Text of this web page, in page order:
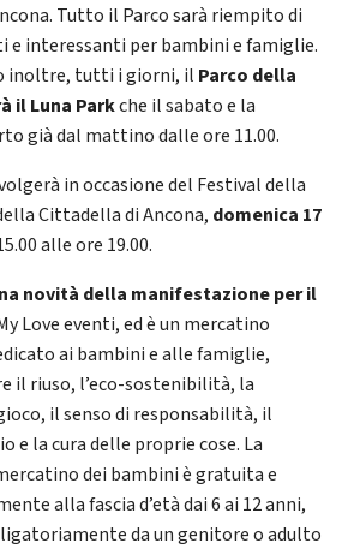
Tutto il Parco sarà riempito di
interessanti per bambini e famiglie.
inoltre, tutti i giorni, il Parco della
il Luna Parkche il sabato e la
già dal mattino dalle ore 11.00.
in occasione del Festival della
Cittadella di Ancona, domenica 17
alle ore 19.00.
novità della manifestazione per il
Love eventi,ed è un mercatino
ai bambini e alle famiglie,
il riuso, l’eco-sostenibilità, la
il senso di responsabilità, il
e la cura delle proprie cose. La
dei bambini è gratuita e
alla fascia d’età dai 6 ai 12 anni,
da un genitore o adulto